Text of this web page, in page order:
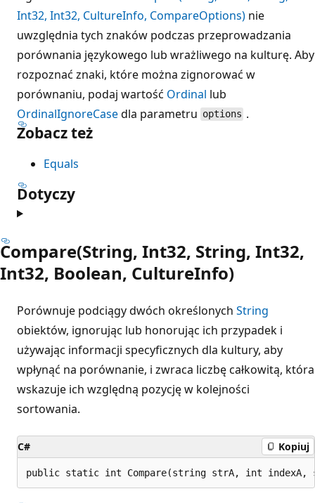
Int32, Int32, CultureInfo, CompareOptions) nie
uwzględnia tych znaków podczas przeprowadzania
porównania językowego lub wrażliwego na kulturę. Aby
rozpoznać znaki, które można zignorować w
porównaniu, podaj wartość Ordinal lub
OrdinalIgnoreCasedla parametru options .
Zobacz też
Equals
Dotyczy
Compare(String, Int32, String, Int32,
Int32, Boolean, CultureInfo)
Porównuje podciągy dwóch określonych String
obiektów, ignorując lub honorując ich przypadek i
używając informacji specyficznych dla kultury, aby
wpłynąć na porównanie, i zwraca liczbę całkowitą, która
wskazuje ich względną pozycję w kolejności
sortowania.
C# Kopiuj
public static int Compare(string strA, int indexA,